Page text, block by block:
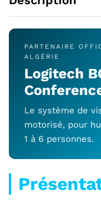
PARTENAIRE
ALGÉRIE
Logitech
Le système de
motorisé, pour
1 à 6 personnes.